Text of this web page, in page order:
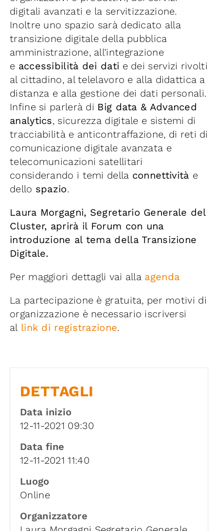
digitali avanzati e la servitizzazione.
Inoltre uno spazio sarà dedicato alla
transizione digitale della pubblica
amministrazione, all’integrazione
e accessibilità dei dati e dei servizi rivolti
al cittadino, al telelavoro e alla didattica a
distanza e alla gestione dei dati personali.
Infine si parlerà di Big data & Advanced
analytics, sicurezza digitale e sistemi di
tracciabilità e anticontraffazione, di reti di
comunicazione digitale avanzata e
telecomunicazioni satellitari
considerando i temi della connettività e
dello spazio.
Laura Morgagni, Segretario Generale del
Cluster, aprirà il Forum con una
introduzione al tema della Transizione
Digitale.
Per maggiori dettagli vai alla agenda
La partecipazione è gratuita, per motivi di
organizzazione è necessario iscriversi
al link di registrazione.
DETTAGLI
Data inizio
12-11-2021 09:30
Data fine
12-11-2021 11:40
Luogo
Online
Organizzatore